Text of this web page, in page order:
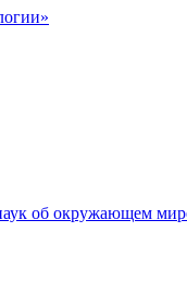
об окружающем